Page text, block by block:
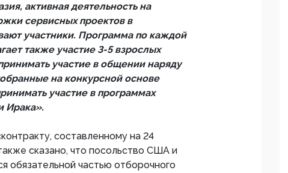
активная деятельность на
сервисных проектов в
участники. Программа по каждой
также участие 3-5 взрослых
участие в общении наряду
на конкурсной основе
участие в программах
Ирака».
составленному на 24
сказано, что посольство США и
обязательной частью отборочного